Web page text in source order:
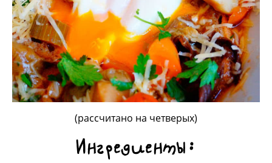
(рассчитано на четверых)
Ингредиенты: